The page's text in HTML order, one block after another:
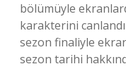
bölümüyle
karakterini
sezon finaliyle
sezon tarihi